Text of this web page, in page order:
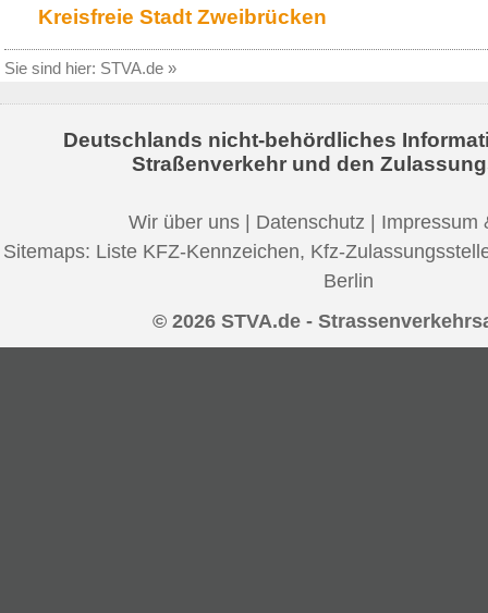
Kreisfreie Stadt Zweibrücken
Sie sind hier: STVA.de »
Deutschlands nicht-behördliches
Straßenverkehr und den
Wir über uns | Datenschutz | Impressum
Sitemaps: Liste KFZ-Kennzeichen, Kfz-
Berlin
© 2026 STVA.de -